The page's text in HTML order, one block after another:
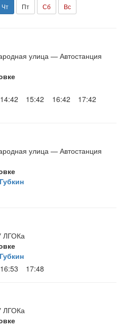
Чт Пт Сб Вс
улица — Автостанция
14:42 15:42 16:42
17:42
улица — Автостанция
ЛГОКа
16:53 17:48
ЛГОКа